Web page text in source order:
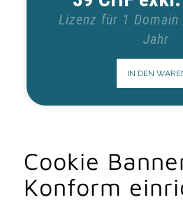
Lizenz für 1
Jahr
IN DEN
Cookie
Konform